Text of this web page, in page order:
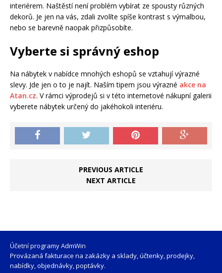
interiérem. Naštěstí není problém vybírat ze spousty různých
dekorů. Je jen na vás, zdali zvolíte spíše kontrast s výmalbou,
nebo se barevně naopak přizpůsobíte.
Vyberte si správný eshop
Na nábytek v nabídce mnohých eshopů se vztahují výrazné
slevy. Jde jen o to je najít. Naším tipem jsou výrazné akce na
Atan.cz. V rámci výprodejů si v této internetové nákupní galerii
vyberete nábytek určený do jakéhokoli interiéru.
PREVIOUS ARTICLE
NEXT ARTICLE
Účetní programy AdmWin
Provázaná fakturace na zakázky a sklady, účtenky, prodejky,
nabídky, objednávky, poptávky.